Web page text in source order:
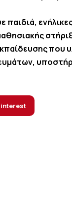
ενήλικες
που